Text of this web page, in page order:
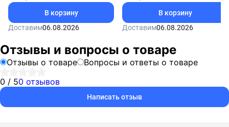
В корзину
Доставим06.08.2026
В корзину
Доставим06.08.2026
Отзывы и вопросы о товаре
Отзывы о товаре
Вопросы и ответы о товаре
0 / 50 отзывов
Написать отзыв